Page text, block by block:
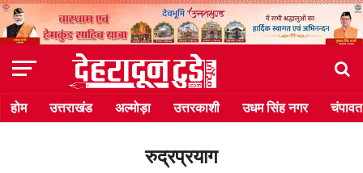
होम उत्तराखंड अल्मोड़ा उत्तरकाशी उधम सिंह नगर चंपावत
रुद्रप्रयाग